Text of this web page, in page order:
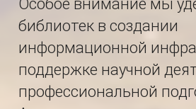
Особое внимание мы
библиотек в создании
информационной
поддержке научной
профессиональной